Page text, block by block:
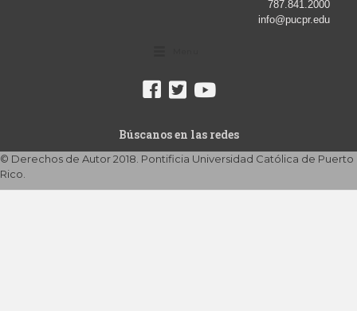
787.841.2000
info@pucpr.edu
Búscanos en las redes
© Derechos de Autor 2018. Pontificia Universidad Católica de Puerto
Rico.